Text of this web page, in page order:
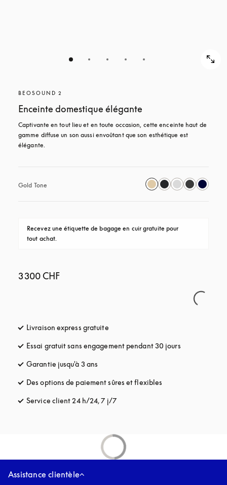
BEOSOUND 2
Enceinte domestique élégante
Captivante en tout lieu et en toute occasion, cette enceinte haut de
gamme diffuse un son aussi envoûtant que son esthétique est
élégante.
Gold Tone
Recevez une étiquette de bagage en cuir gratuite pour
tout achat.
3 300 CHF
Livraison express gratuite
Essai gratuit sans engagement pendant 30 jours
Garantie jusqu'à 3 ans
Des options de paiement sûres et flexibles
Service client 24 h/24, 7 j/7s’ouvre dans un nouvel onglet
Assistance clientèle